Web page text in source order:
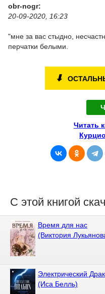
obr-nogr:
20-09-2020, 16:23
"мне за вас стыдно,
перчатки белыми.
⬇
Читать
С этой книгой
Время для нас
(Виктория
Электрический
(Иса Белль)